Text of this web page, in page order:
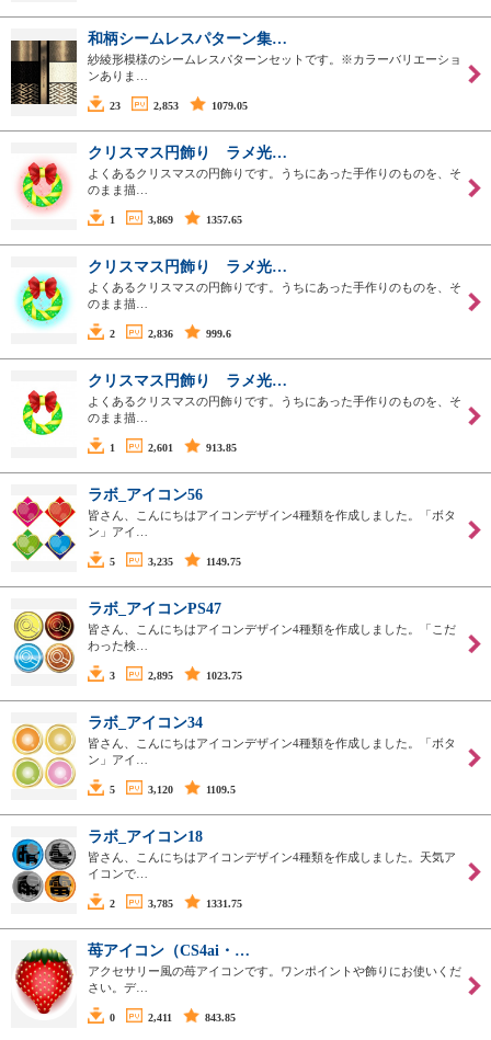
和柄シームレスパターン集…
紗綾形模様のシームレスパターンセットです。※カラーバリエーショ
ンありま…
23 2,853 1079.05
クリスマス円飾り ラメ光…
よくあるクリスマスの円飾りです。うちにあった手作りのものを、そ
のまま描…
1 3,869 1357.65
クリスマス円飾り ラメ光…
よくあるクリスマスの円飾りです。うちにあった手作りのものを、そ
のまま描…
2 2,836 999.6
クリスマス円飾り ラメ光…
よくあるクリスマスの円飾りです。うちにあった手作りのものを、そ
のまま描…
1 2,601 913.85
ラボ_アイコン56
皆さん、こんにちはアイコンデザイン4種類を作成しました。「ボタ
ン」アイ…
5 3,235 1149.75
ラボ_アイコンPS47
皆さん、こんにちはアイコンデザイン4種類を作成しました。「こだ
わった検…
3 2,895 1023.75
ラボ_アイコン34
皆さん、こんにちはアイコンデザイン4種類を作成しました。「ボタ
ン」アイ…
5 3,120 1109.5
ラボ_アイコン18
皆さん、こんにちはアイコンデザイン4種類を作成しました。天気ア
イコンで…
2 3,785 1331.75
苺アイコン（CS4ai・…
アクセサリー風の苺アイコンです。ワンポイントや飾りにお使いくだ
さい。デ…
0 2,411 843.85